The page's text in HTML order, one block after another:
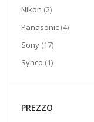
Nikon 2elementi
Panasonic 4elementi
Sony 17elementi
Synco 1elemento
PREZZO